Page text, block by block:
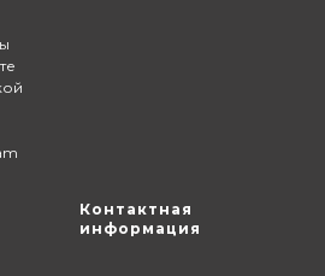
Контактная
информация